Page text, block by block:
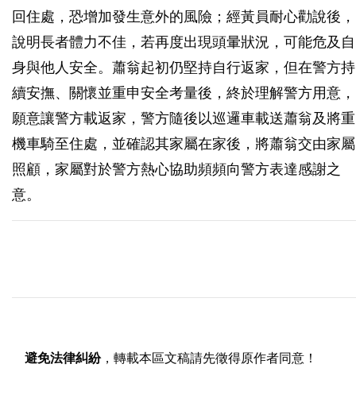
回住處，恐增加發生意外的風險；經黃員耐心勸說後，
說明長者體力不佳，若再度出現頭暈狀況，可能危及自
身與他人安全。蕭翁起初仍堅持自行返家，但在警方持
續安撫、關懷並重申安全考量後，終於理解警方用意，
願意讓警方載返家，警方隨後以巡邏車載送蕭翁及將重
機車騎至住處，並確認其家屬在家後，將蕭翁交由家屬
照顧，家屬對於警方熱心協助頻頻向警方表達感謝之
意。
避免法律糾紛，轉載本區文稿請先徵得原作者同意！